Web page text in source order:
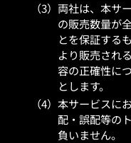
両社は、本サ
の販売数量が
とを保証する
より販売され
容の正確性に
とします。
本サービスに
配・誤配等の
負いません。